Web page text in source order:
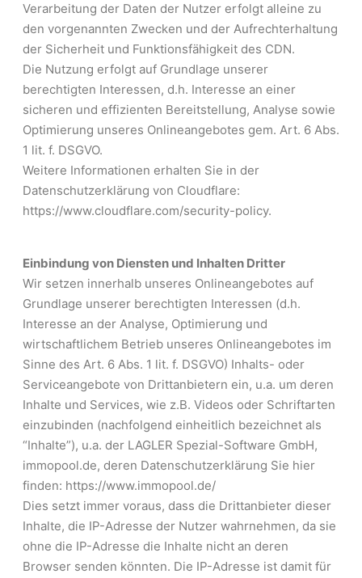
Verarbeitung der Daten der Nutzer erfolgt alleine zu
den vorgenannten Zwecken und der Aufrechterhaltung
der Sicherheit und Funktionsfähigkeit des CDN.
Die Nutzung erfolgt auf Grundlage unserer
berechtigten Interessen, d.h. Interesse an einer
sicheren und effizienten Bereitstellung, Analyse sowie
Optimierung unseres Onlineangebotes gem. Art. 6 Abs.
1 lit. f. DSGVO.
Weitere Informationen erhalten Sie in der
Datenschutzerklärung von Cloudflare:
https://www.cloudflare.com/security-policy.
Einbindung von Diensten und Inhalten Dritter
Wir setzen innerhalb unseres Onlineangebotes auf
Grundlage unserer berechtigten Interessen (d.h.
Interesse an der Analyse, Optimierung und
wirtschaftlichem Betrieb unseres Onlineangebotes im
Sinne des Art. 6 Abs. 1 lit. f. DSGVO) Inhalts- oder
Serviceangebote von Drittanbietern ein, u.a. um deren
Inhalte und Services, wie z.B. Videos oder Schriftarten
einzubinden (nachfolgend einheitlich bezeichnet als
“Inhalte”), u.a. der LAGLER Spezial-Software GmbH,
immopool.de, deren Datenschutzerklärung Sie hier
finden: https://www.immopool.de/
Dies setzt immer voraus, dass die Drittanbieter dieser
Inhalte, die IP-Adresse der Nutzer wahrnehmen, da sie
ohne die IP-Adresse die Inhalte nicht an deren
Browser senden könnten. Die IP-Adresse ist damit für